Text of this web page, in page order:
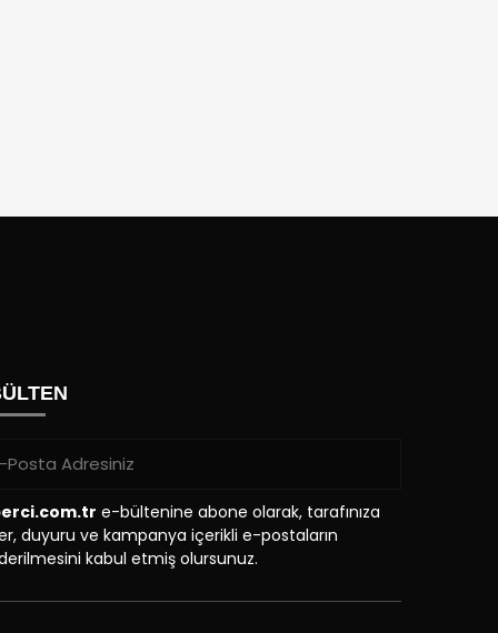
e-bültenine abone olarak, tarafınıza
duyuru ve kampanya içerikli e-postaların
kabul etmiş olursunuz.